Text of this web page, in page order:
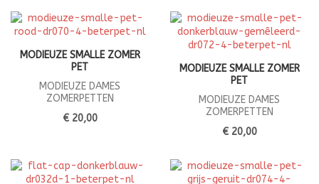
MODIEUZE SMALLE ZOMER
PET
MODIEUZE DAMES
ZOMERPETTEN
€ 20,00
MODIEUZE SMALLE ZOMER
PET
MODIEUZE DAMES
ZOMERPETTEN
€ 20,00